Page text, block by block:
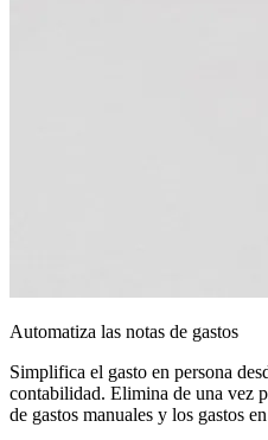
Automatiza las notas de gastos
Simplifica el gasto en persona
contabilidad. Elimina de una vez
de gastos manuales y los gastos